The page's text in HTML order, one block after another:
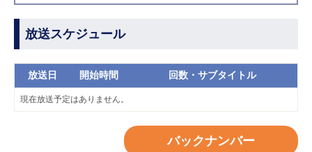
放送スケジュール
放送日 開始時間 回数・サブタイトル
現在放送予定はありません。
バックナンバー